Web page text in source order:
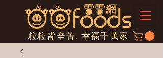
粒粒皆辛苦, 幸福千萬家